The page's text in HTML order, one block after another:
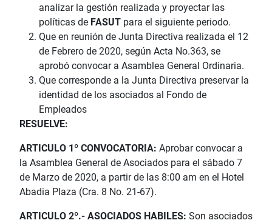
analizar la gestión realizada y proyectar las
políticas de FASUT para el siguiente periodo.
Que en reunión de Junta Directiva realizada el 12
de Febrero de 2020, según Acta No.363, se
aprobó convocar a Asamblea General Ordinaria.
Que corresponde a la Junta Directiva preservar la
identidad de los asociados al Fondo de
Empleados
RESUELVE:
ARTICULO 1º CONVOCATORIA: Aprobar convocar a
la Asamblea General de Asociados para el sábado 7
de Marzo de 2020, a partir de las 8:00 am en el Hotel
Abadia Plaza (Cra. 8 No. 21-67).
ARTICULO 2º.- ASOCIADOS HABILES: Son asociados